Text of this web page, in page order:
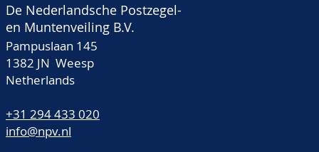
De Nederlandsche Postzegel-
en Muntenveiling B.V.
Pampuslaan 145
1382 JN Weesp
Netherlands
+31 294 433 020
info@npv.nl